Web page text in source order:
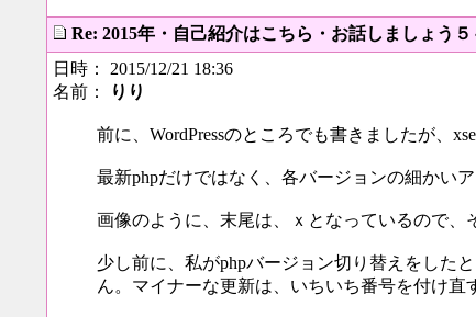
Re: 2015年・自己紹介はこちら・お話しましょう
日時： 2015/12/21 18:36
名前：
りり
前に、WordPressのところでも書きましたが、
最新phpだけではなく、各バージョンの細かい
画像のように、末尾は、ｘとなっているので、
少し前に、私がphpバージョン切り替えをした
ん。マイナーな更新は、いちいち番号を付け直